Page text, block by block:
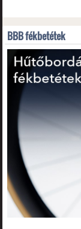
BBB fékbetétek